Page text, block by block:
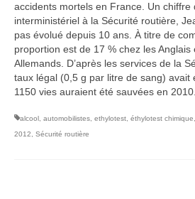
accidents mortels en France. Un chiffre
interministériel à la Sécurité routière,
pas évolué depuis 10 ans. À titre de
proportion est de 17 % chez les Anglais
Allemands. D’après les services de la
taux légal (0,5 g par litre de sang) avait
1150 vies auraient été sauvées en 2010.
alcool automobilistes ethylotest éthylotest chimique
2012
Sécurité routière